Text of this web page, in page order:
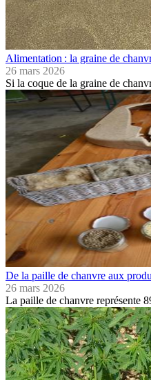
Alimentation : la graine de
26 mars 2026
Si la coque de la graine de
De la paille de chanvre aux
26 mars 2026
La paille de chanvre représente